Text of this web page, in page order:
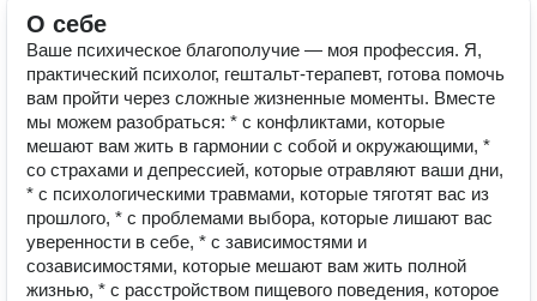
О себе
Ваше психическое благополучие — моя профессия. Я,
практический психолог, гештальт-терапевт, готова помочь
вам пройти через сложные жизненные моменты. Вместе
мы можем разобраться: * с конфликтами, которые
мешают вам жить в гармонии с собой и окружающими, *
со страхами и депрессией, которые отравляют ваши дни,
* с психологическими травмами, которые тяготят вас из
прошлого, * с проблемами выбора, которые лишают вас
уверенности в себе, * с зависимостями и
созависимостями, которые мешают вам жить полной
жизнью, * с расстройством пищевого поведения, которое